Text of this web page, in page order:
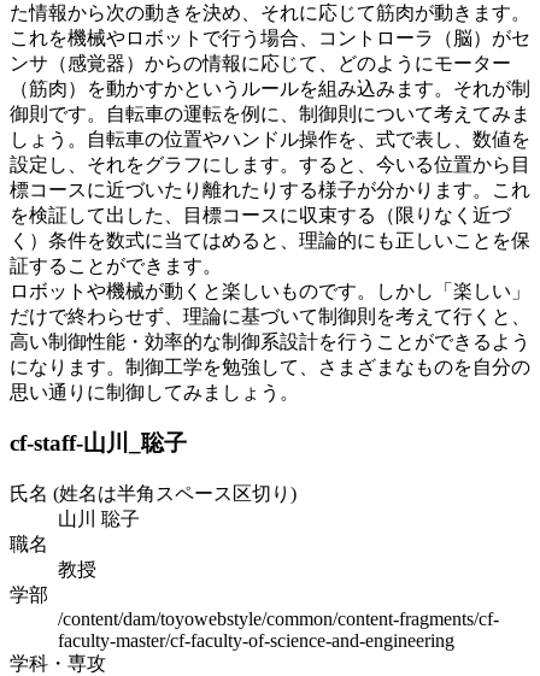
た情報から次の動きを決め、それに応じて筋肉が動きます。
これを機械やロボットで行う場合、コントローラ（脳）がセ
ンサ（感覚器）からの情報に応じて、どのようにモーター
（筋肉）を動かすかというルールを組み込みます。それが制
御則です。自転車の運転を例に、制御則について考えてみま
しょう。自転車の位置やハンドル操作を、式で表し、数値を
設定し、それをグラフにします。すると、今いる位置から目
標コースに近づいたり離れたりする様子が分かります。これ
を検証して出した、目標コースに収束する（限りなく近づ
く）条件を数式に当てはめると、理論的にも正しいことを保
証することができます。
ロボットや機械が動くと楽しいものです。しかし「楽しい」
だけで終わらせず、理論に基づいて制御則を考えて行くと、
高い制御性能・効率的な制御系設計を行うことができるよう
になります。制御工学を勉強して、さまざまなものを自分の
思い通りに制御してみましょう。
cf-staff-山川_聡子
氏名 (姓名は半角スペース区切り)
山川 聡子
職名
教授
学部
/content/dam/toyowebstyle/common/content-fragments/cf-
faculty-master/cf-faculty-of-science-and-engineering
学科・専攻